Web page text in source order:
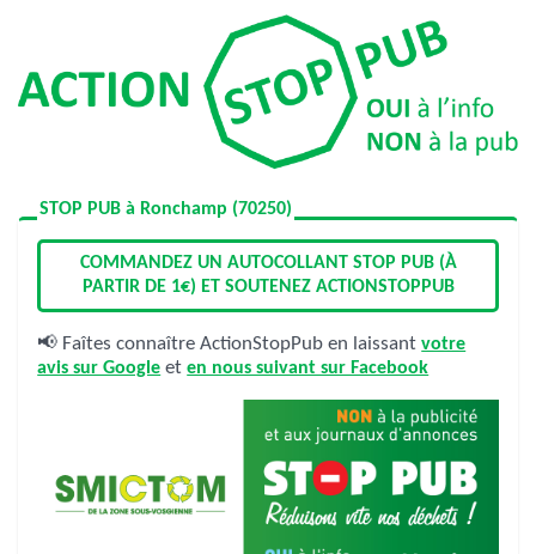
STOP PUB à Ronchamp (70250)
COMMANDEZ UN AUTOCOLLANT STOP PUB (À
PARTIR DE 1€) ET SOUTENEZ ACTIONSTOPPUB
📢 Faîtes connaître ActionStopPub en laissantvotre
avis sur Google eten nous suivant sur Facebook